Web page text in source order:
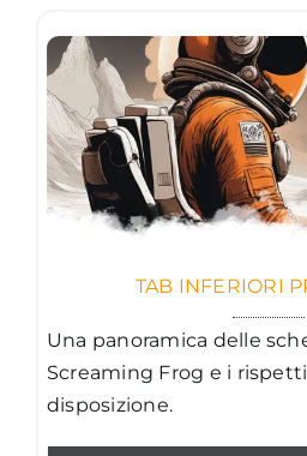
TAB INFERIORI
Una panoramica delle
Screaming Frog e i
disposizione.